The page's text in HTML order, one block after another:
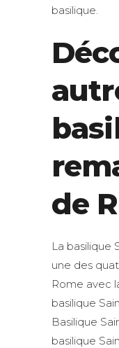
basilique.
de
La basilique
une des
Rome avec
basilique
Basilique
basilique